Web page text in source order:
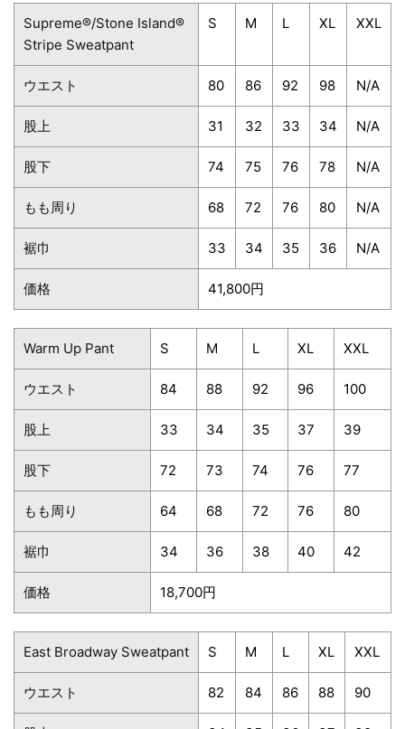
Supreme®/Stone Island®
Stripe Sweatpant
S M L XL XXL
ウエスト 80 86 92 98 N/A
股上 31 32 33 34 N/A
股下 74 75 76 78 N/A
もも周り 68 72 76 80 N/A
裾巾 33 34 35 36 N/A
価格 41,800円
Warm Up Pant S M L XL XXL
ウエスト 84 88 92 96 100
股上 33 34 35 37 39
股下 72 73 74 76 77
もも周り 64 68 72 76 80
裾巾 34 36 38 40 42
価格 18,700円
East Broadway Sweatpant S M L XL XXL
ウエスト 82 84 86 88 90